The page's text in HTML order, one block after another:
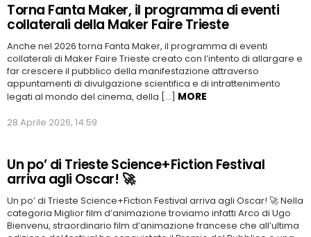
Torna Fanta Maker, il programma di eventi
collaterali della Maker Faire Trieste
Anche nel 2026 torna Fanta Maker, il programma di eventi
collaterali di Maker Faire Trieste creato con l’intento di allargare e
far crescere il pubblico della manifestazione attraverso
appuntamenti di divulgazione scientifica e di intrattenimento
legati al mondo del cinema, della […] MORE
28 Aprile 2026, 14:59
Un po’ di Trieste Science+Fiction Festival
arriva agli Oscar! 🚀
Un po’ di Trieste Science+Fiction Festival arriva agli Oscar! 🚀 Nella
categoria Miglior film d’animazione troviamo infatti Arco di Ugo
Bienvenu, straordinario film d’animazione francese che all’ultima